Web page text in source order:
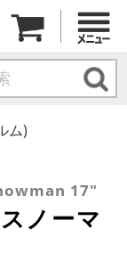
ム)
17"
ノーマ